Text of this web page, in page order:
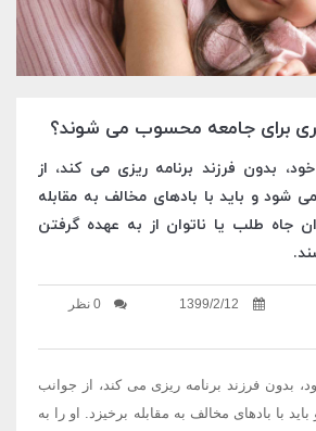
برای جامعه محسوب می شوند؟
بدون فرزند برنامه ریزی می کند، از
شود و باید با بادهای مخالف به مقابله
جاه طلب یا ناتوان از به عهده گرفتن
1399/2/12 0 نظر
بدون فرزند برنامه ریزی می کند، از جوانب
با بادهای مخالف به مقابله برخیزد. او را به